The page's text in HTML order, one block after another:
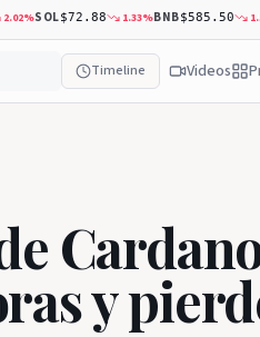
SOL$72.88 1.33%BNB$585.50 1.57%
Timeline Videos
y